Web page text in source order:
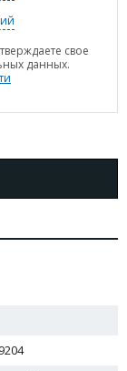
свое
данных.